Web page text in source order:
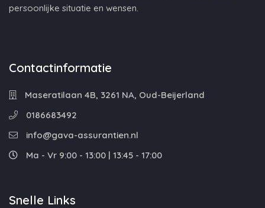
persoonlijke situatie en wensen.
Contactinformatie
Maseratilaan 4B, 3261 NA, Oud-Beijerland
0186683492
info@gava-assurantien.nl
Ma - Vr 9:00 - 13:00 | 13:45 - 17:00
Snelle Links